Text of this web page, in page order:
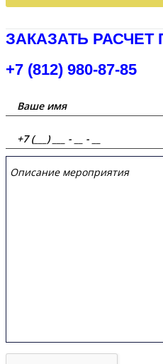
ЗАКАЗАТЬ РАСЧЕТ
+7 (812) 980-87-85